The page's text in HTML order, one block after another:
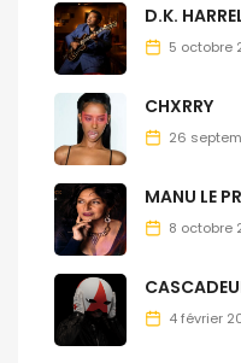
D.K.
5 octobre
CHXRRY
26
MANU LE
8 octobre
4 février